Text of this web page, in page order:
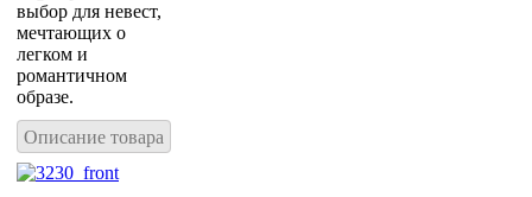
выбор для невест,
мечтающих о
легком и
романтичном
образе.
Описание товара